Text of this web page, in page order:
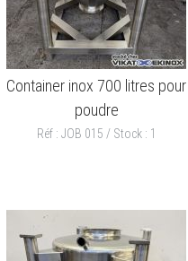
Container inox 700 litres pour
poudre
Réf : JOB 015 / Stock : 1